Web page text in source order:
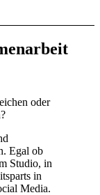
oder
Egal ob
Studio, in
in
Media.